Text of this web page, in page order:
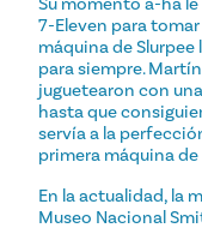
7-Eleven para
máquina de
para siempre.
juguetearon con
hasta que
servía a la
primera máquina
En la actualidad, la
Museo Nacional